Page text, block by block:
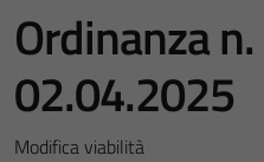
Ordinanza
02.04.2025
Modifica viabilità